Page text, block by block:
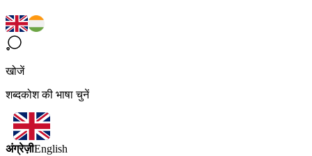
खोजें
शब्दकोश की भाषा चुनें
अंग्रेज़ीEnglish